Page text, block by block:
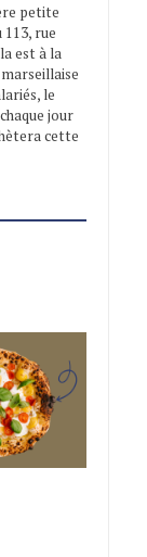
petite
rue
est à la
le
jour
cette